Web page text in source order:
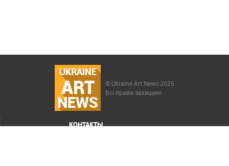
UKRAINE
ART
NEWS
© Ukraine Art News 2025
Всі права захищені
КОНТАКТЫ